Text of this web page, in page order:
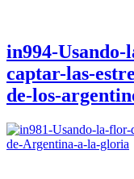
in994-
captar-las-
de-los-